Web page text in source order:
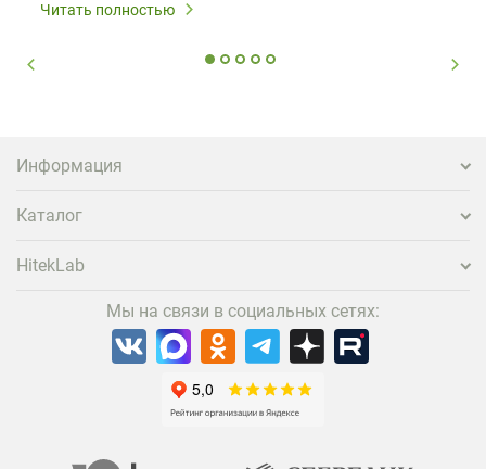
Читать полностью
Информация
Каталог
HitekLab
Мы на связи в социальных сетях: